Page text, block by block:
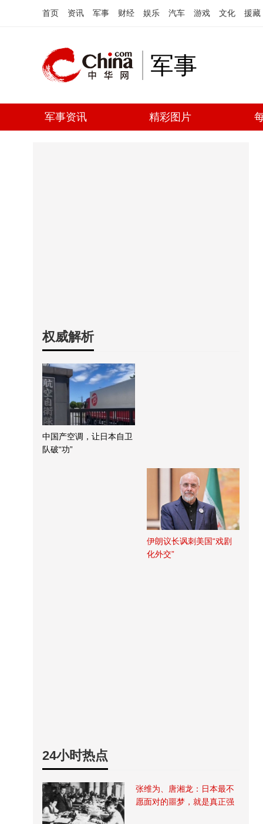
首页 资讯 军事 财经 娱乐 汽车 游戏 文化 援藏
军事
军事资讯 精彩图片
权威解析
中国产空调，让日本自卫
队破“功”
伊朗议长讽刺美国“戏剧
化外交”
24小时热点
张维为、唐湘龙：日本最不
愿面对的噩梦，就是真正强